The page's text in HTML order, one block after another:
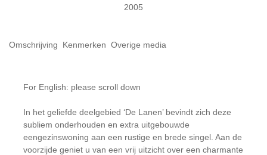
2005
Omschrijving Kenmerken Overige media
For English: please scroll down
In het geliefde deelgebied ‘De Lanen’ bevindt zich deze
subliem onderhouden en extra uitgebouwde
eengezinswoning aan een rustige en brede singel. Aan de
voorzijde geniet u van een vrij uitzicht over een charmante